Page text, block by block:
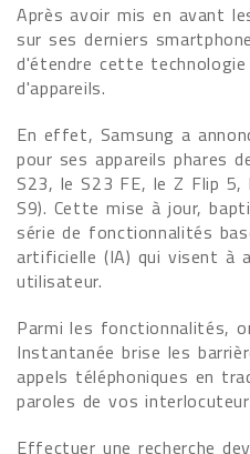
Après avoir mis en avant
sur ses derniers
d'étendre cette
d'appareils.
En effet, Samsung a
pour ses appareils phares
S23, le S23 FE, le Z Flip
S9). Cette mise à jour,
série de fonctionnalités
artificielle (IA) qui visent à
utilisateur.
Parmi les fonctionnalités,
Instantanée brise les
appels téléphoniques en
paroles de vos
Effectuer une recherche